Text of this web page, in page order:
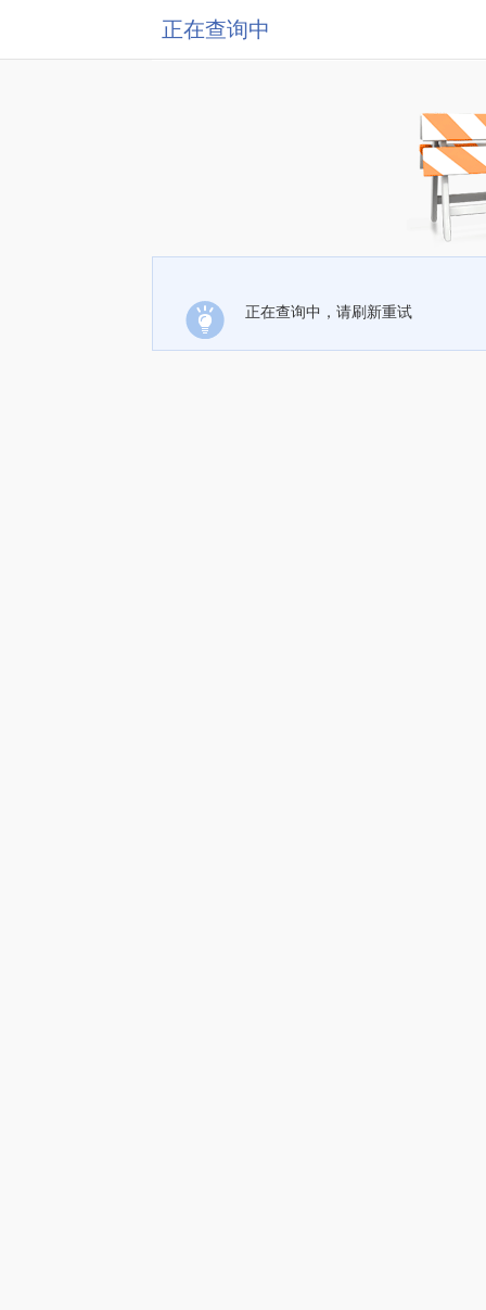
正在查询中
正在查询中，请刷新重试